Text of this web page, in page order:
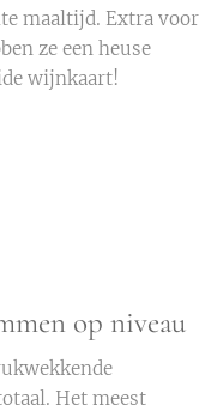
maaltijd. Extra voor
ze een heuse
wijnkaart!
op niveau
Het meest